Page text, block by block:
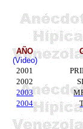
AÑO
(Video)
2001
2002
2003
2004